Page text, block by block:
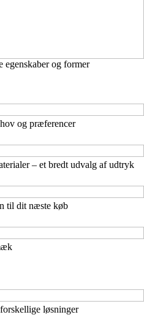
og former
og præferencer
– et bredt udvalg af udtryk
til dit næste køb
løsninger